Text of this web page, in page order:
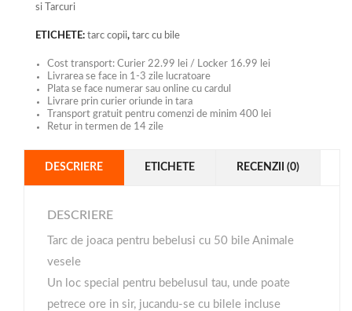
si Tarcuri
ETICHETE: tarc copii, tarc cu bile
Cost transport: Curier 22.99 lei / Locker 16.99 lei
Livrarea se face in 1-3 zile lucratoare
Plata se face numerar sau online cu cardul
Livrare prin curier oriunde in tara
Transport gratuit pentru comenzi de minim 400 lei
Retur in termen de 14 zile
DESCRIERE ETICHETE RECENZII (0)
DESCRIERE
Tarc de joaca pentru bebelusi cu 50 bile Animale
vesele
Un loc special pentru bebelusul tau, unde poate
petrece ore in sir, jucandu-se cu bilele incluse